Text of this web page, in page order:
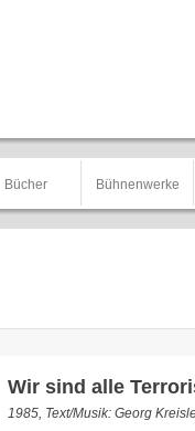
Bücher Bühnenwerke
Wir sind alle
1985, Text/Musik: Georg